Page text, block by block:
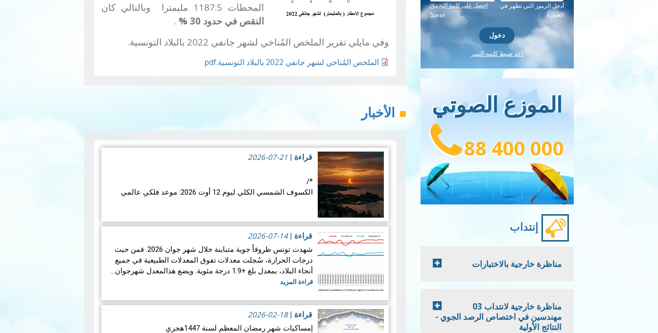
المحطات 1187.5 مليمترا وبالتالي كان
النقص في حدود 30
%
.
وفي مايلي تقرير الملخص المُناخي لشهر جانفي 2022 بالبلاد التونسية.
الملخص المُناخي لشهر جانفي 2022 بالبلاد التونسية.pdf
الأخبار
قراءة |
2026-07-21
*/
الكسوف الشمسي الكلي ليوم 12 أوت 2026: موعد فلكي عالمي
الفلكية: كسوفا كلي للشمس. يُعتبر هذا الكسوف الأول من نوعه ال…
قراءة المزيد
قراءة |
2026-07-14
شهدت تونس ظروفاً جوية متباينة خلال شهر جوان 2026. فمن حيث
درجات الحرارة، سُجلت معدلات تفوق المعدلات الطبيعية في جميع
أنحاء البلاد، بمعدل بلغ +1.9 درجة مئوية. ويضع هذالمعدل شهرجوان…
قراءة المزيد
قراءة |
2026-02-18
إمساكيات شهر رمضان المعظم لسنة 1447هجري
أدخل الرموز التي تظهر في
الصورة.
احصل على كلمة التحقق
جديدة!
اعد ضبط كلمه السر
الموزع الصوتي
88 400 000
إنتداب
مناظرة خارجية بالاختبارات
مناظرة خارجية لانتداب 03
مهندسين في اختصاص الرصد الجوي -
النتائج الأولية